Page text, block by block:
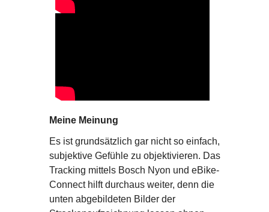
Meine Meinung
Es ist grundsätzlich gar nicht so einfach,
subjektive Gefühle zu objektivieren. Das
Tracking mittels Bosch Nyon und eBike-
Connect hilft durchaus weiter, denn die
unten abgebildeten Bilder der